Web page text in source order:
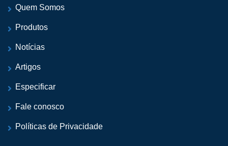
Quem Somos
Produtos
Notícias
Artigos
Especificar
Fale conosco
Políticas de Privacidade